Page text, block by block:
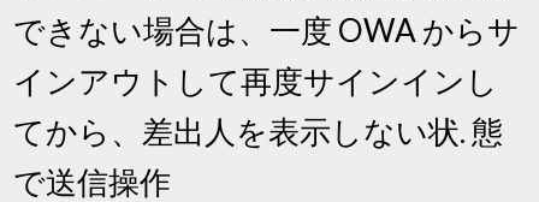
できない場合は、一度 OWA からサ
インアウトして再度サインインし
てから、差出人を表示しない状. 態
で送信操作